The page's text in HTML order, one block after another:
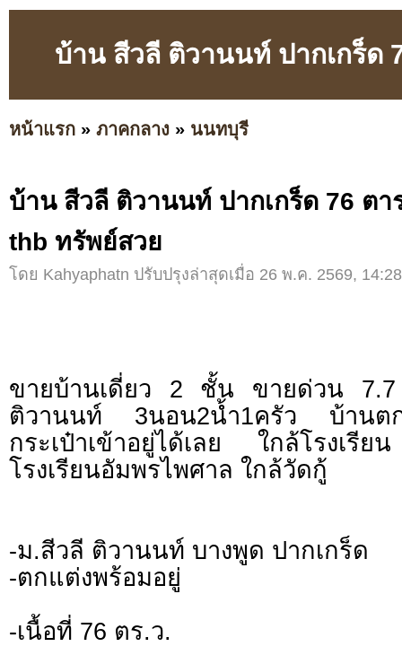
บ้าน สีวลี ติวานนท์ ปากเกร็ด
หน้าแรก » ภาคกลาง » นนทบุรี
บ้าน สีวลี ติวานนท์ ปากเกร็ด 76 ตา
thb ทรัพย์สวย
โดย Kahyaphatn ปรับปรุงล่าสุดเมื่อ 26 พ.ค. 2569,
ขายบ้านเดี่ยว 2 ชั้น ขายด่วน
ติวานนท์ 3นอน2น้ำ1ครัว บ้านต
กระเป๋าเข้าอยู่ได้เลย ใกล้โรงเ
โรงเรียนอัมพรไพศาล ใกล้วัดกู้
-ม.สีวลี ติวานนท์ บางพูด ปากเกร็ด
-ตกแต่งพร้อมอยู่
-เนื้อที่ 76 ตร.ว.